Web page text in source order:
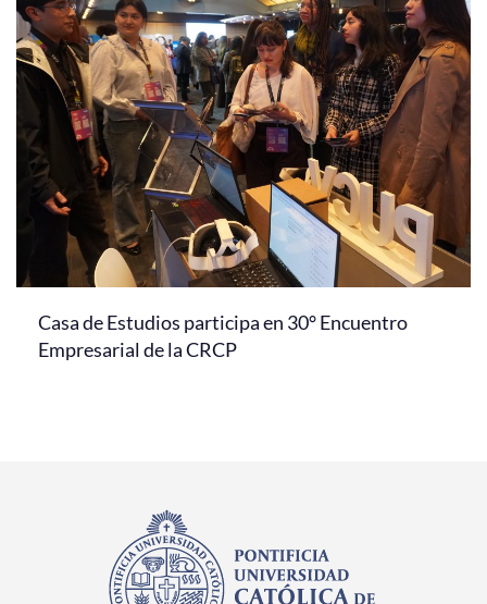
Casa de Estudios participa en 30° Encuentro
Empresarial de la CRCP